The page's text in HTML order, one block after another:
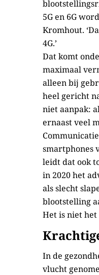
5G en 6G
Kromhout.
4G.’
Dat komt
maximaal
alleen bij
heel gericht
niet aanpak:
ernaast veel
smartphones
leidt dat ook
in 2020 het
als slecht
blootstelling
Het is niet het
In de
vlucht